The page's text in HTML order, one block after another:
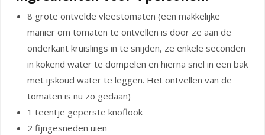
8 grote ontvelde vleestomaten (een makkelijke
manier om tomaten te ontvellen is door ze aan de
onderkant kruislings in te snijden, ze enkele seconden
in kokend water te dompelen en hierna snel in een bak
met ijskoud water te leggen. Het ontvellen van de
tomaten is nu zo gedaan)
1 teentje geperste knoflook
2 fijngesneden uien